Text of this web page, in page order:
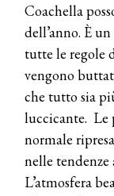
Coachella
dell’anno. È
tutte le regole
vengono
che tutto sia
luccicante. Le
normale
nelle tendenze
L’atmosfera